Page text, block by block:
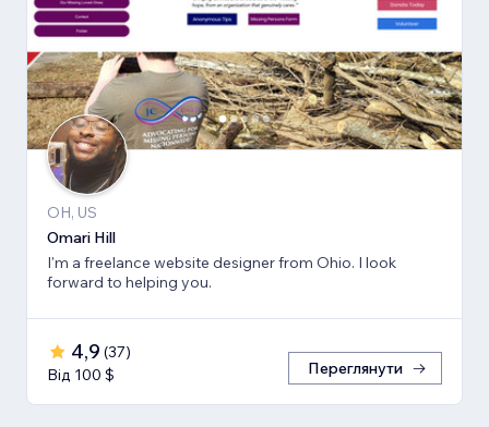
OH, US
Omari Hill
I'm a freelance website designer from Ohio. I look
forward to helping you.
4,9 (37)
Від 100 $
Переглянути